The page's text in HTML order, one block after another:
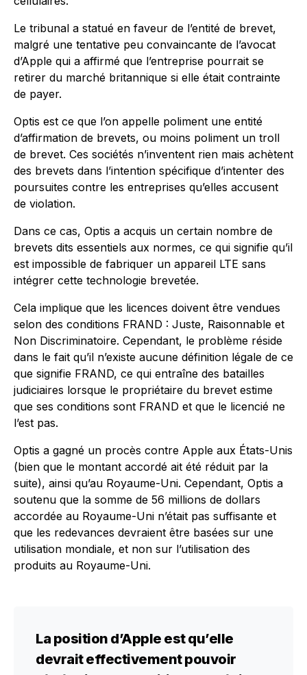
Le tribunal a statué en faveur de l’entité de brevet,
malgré une tentative peu convaincante de l’avocat
d’Apple qui a affirmé que l’entreprise pourrait se
retirer du marché britannique si elle était contrainte
de payer.
Optis est ce que l’on appelle poliment une entité
d’affirmation de brevets, ou moins poliment un troll
de brevet. Ces sociétés n’inventent rien mais achètent
des brevets dans l’intention spécifique d’intenter des
poursuites contre les entreprises qu’elles accusent
de violation.
Dans ce cas, Optis a acquis un certain nombre de
brevets dits essentiels aux normes, ce qui signifie qu’il
est impossible de fabriquer un appareil LTE sans
intégrer cette technologie brevetée.
Cela implique que les licences doivent être vendues
selon des conditions FRAND : Juste, Raisonnable et
Non Discriminatoire. Cependant, le problème réside
dans le fait qu’il n’existe aucune définition légale de ce
que signifie FRAND, ce qui entraîne des batailles
judiciaires lorsque le propriétaire du brevet estime
que ses conditions sont FRAND et que le licencié ne
l’est pas.
Optis a gagné un procès contre Apple aux États-Unis
(bien que le montant accordé ait été réduit par la
suite), ainsi qu’au Royaume-Uni. Cependant, Optis a
soutenu que la somme de 56 millions de dollars
accordée au Royaume-Uni n’était pas suffisante et
que les redevances devraient être basées sur une
utilisation mondiale, et non sur l’utilisation des
produits au Royaume-Uni.
La position d’Apple est qu’elle
devrait effectivement pouvoir